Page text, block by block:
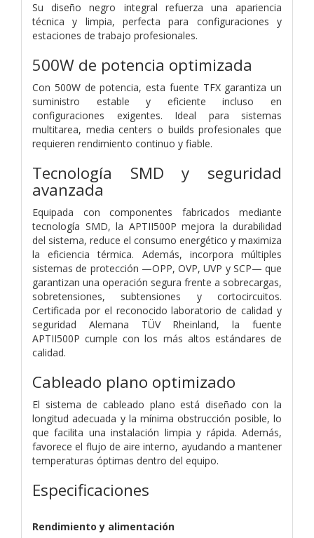
Su diseño negro integral refuerza una apariencia
técnica y limpia, perfecta para configuraciones y
estaciones de trabajo profesionales.
500W de potencia optimizada
Con 500W de potencia, esta fuente TFX garantiza un
suministro estable y eficiente incluso en
configuraciones exigentes. Ideal para sistemas
multitarea, media centers o builds profesionales que
requieren rendimiento continuo y fiable.
Tecnología SMD y seguridad
avanzada
Equipada con componentes fabricados mediante
tecnología SMD, la APTII500P mejora la durabilidad
del sistema, reduce el consumo energético y maximiza
la eficiencia térmica. Además, incorpora múltiples
sistemas de protección —OPP, OVP, UVP y SCP— que
garantizan una operación segura frente a sobrecargas,
sobretensiones, subtensiones y cortocircuitos.
Certificada por el reconocido laboratorio de calidad y
seguridad Alemana TÜV Rheinland, la fuente
APTII500P cumple con los más altos estándares de
calidad.
Cableado plano optimizado
El sistema de cableado plano está diseñado con la
longitud adecuada y la mínima obstrucción posible, lo
que facilita una instalación limpia y rápida. Además,
favorece el flujo de aire interno, ayudando a mantener
temperaturas óptimas dentro del equipo.
Especificaciones
Rendimiento y alimentación